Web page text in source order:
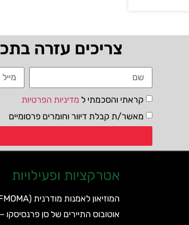
צריכים עזרה
קראתי והסכמתי ל מדיניות הפרטיות
מאשר/ת קבלת דיוור וחומרים פרסומיים
אטרקציות ופעילויות
המוזיאון לאמנות מודרנית (SFMOMA)
אוטובוס התיירים של סן פרנסיסקו